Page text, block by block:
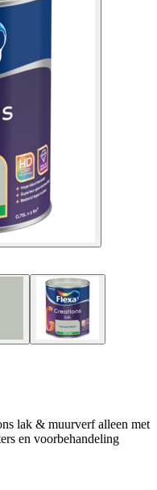
lak & muurverf alleen met
en voorbehandeling